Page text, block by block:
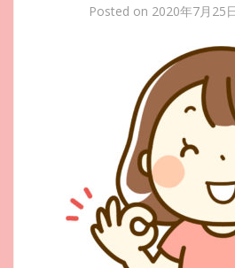
Posted on 2020年7月25